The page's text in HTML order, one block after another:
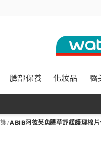
臉部保養 化妝品 醫
/ABIB阿彼芙魚腥草舒緩護理棉